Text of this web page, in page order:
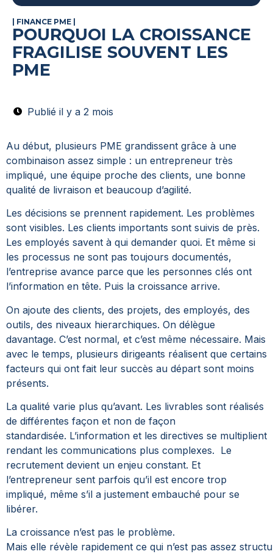
FINANCE PME
POURQUOI LA CROISSANCE
FRAGILISE SOUVENT LES
PME
Publié il y a 2 mois
Au début, plusieurs PME grandissent grâce à une
combinaison assez simple : un entrepreneur très
impliqué, une équipe proche des clients, une bonne
qualité de livraison et beaucoup d’agilité.
Les décisions se prennent rapidement. Les problèmes
sont visibles. Les clients importants sont suivis de près.
Les employés savent à qui demander quoi. Et même si
les processus ne sont pas toujours documentés,
l’entreprise avance parce que les personnes clés ont
l’information en tête. Puis la croissance arrive.
On ajoute des clients, des projets, des employés, des
outils, des niveaux hierarchiques. On délègue
davantage. C’est normal, et c’est même nécessaire. Mais
avec le temps, plusieurs dirigeants réalisent que certains
facteurs qui ont fait leur succès au départ sont moins
présents.
La qualité varie plus qu’avant. Les livrables sont réalisés
de différentes façon et non de façon
standardisée. L’information et les directives se multiplient
rendant les communications plus complexes. Le
recrutement devient un enjeu constant. Et
l’entrepreneur sent parfois qu’il est encore trop
impliqué, même s’il a justement embauché pour se
libérer.
La croissance n’est pas le problème.
Mais elle révèle rapidement ce qui n’est pas assez